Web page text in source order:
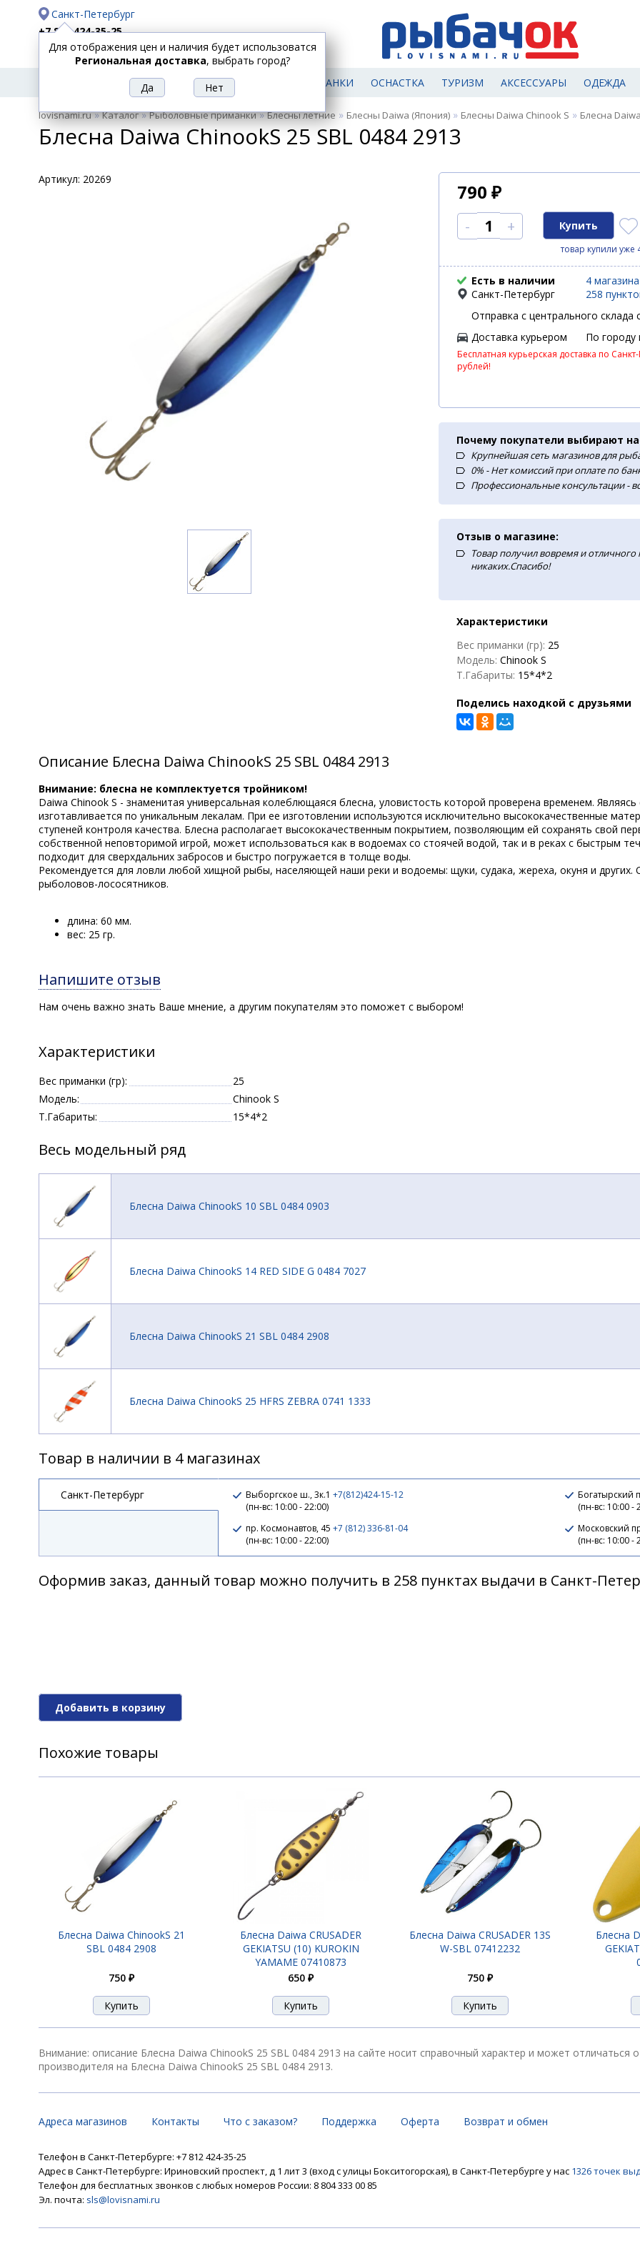
Санкт-Петербург
+7 812 424-35-25
Доставка
Оплата
Для отображения цен и наличия будет использоватся
Региональная доставка, выбрать город?
РЫБОЛОВНЫЕ
ТОВАРЫ
СПИННИНГИ КАТУШКИ ПРИМАНКИ ОСНАСТКА ТУРИЗМ АКСЕССУАРЫ ОДЕЖДА
lovisnami.ru»Каталог»Рыболовные приманки»Блесны летние » Блесны Daiwa (Япония) » Блесны Daiwa Chinook S » Блесна
Блесна Daiwa ChinookS 25 SBL 0484 2913
Артикул: 20269
790 ₽
- +
товар купили уже
Есть в наличии
4 магазина
Санкт-Петербург
258
Отправка с центрального склада
Доставка курьером
По городу
Бесплатная курьерская доставка по
рублей!
Почему покупатели выбирают
Крупнейшая сеть магазинов для
0% - Нет комиссий при оплате по
Профессиональные консультации -
Отзыв о магазине:
Товар получил вовремя и отличного
никаких.Спасибо!
Характеристики
Вес приманки (гр): 25
Модель: Chinook S
Т.Габариты: 15*4*2
Поделись находкой с друзьями
Описание Блесна Daiwa ChinookS 25 SBL 0484 2913
Внимание: блесна не комплектуется тройником!
Daiwa Chinook S - знаменитая универсальная колеблющаяся блесна, уловистость которой проверена временем.
изготавливается по уникальным лекалам. При ее изготовлении используются исключительно высококачественные
ступеней контроля качества. Блесна располагает высококачественным покрытием, позволяющим ей сохранять свой
собственной неповторимой игрой, может использоваться как в водоемах со стоячей водой, так и в реках с быстрым
подходит для сверхдальних забросов и быстро погружается в толще воды.
Рекомендуется для ловли любой хищной рыбы, населяющей наши реки и водоемы: щуки, судака, жереха, окуня и других.
рыболовов-лососятников.
длина: 60 мм.
вес: 25 гр.
Напишите отзыв
Нам очень важно знать Ваше мнение, а другим покупателям это поможет с выбором!
Характеристики
Вес приманки (гр):
25
Модель:
Chinook S
Т.Габариты:
15*4*2
Весь модельный ряд
Блесна Daiwa ChinookS 10 SBL 0484 0903
Блесна Daiwa ChinookS 14 RED SIDE G 0484 7027
Блесна Daiwa ChinookS 21 SBL 0484 2908
Блесна Daiwa ChinookS 25 HFRS ZEBRA 0741 1333
Блесна Daiwa ChinookS 25 SBL 0484 2913
Товар в наличии в 4 магазинах
Санкт-Петербург Выборгское ш., 3к.1 +7(812)424-15-12
(пн-вс: 10:00 - 22:00)
Богатырский
(пн-вс: 10:00 -
пр. Космонавтов, 45 +7 (812) 336-81-04
(пн-вс: 10:00 - 22:00)
Московский
(пн-вс: 10:00 -
Оформив заказ, данный товар можно получить в 258 пунктах выдачи в Санкт-
Добавить в корзину
Похожие товары
Блесна Daiwa ChinookS 21
SBL 0484 2908
750 ₽
Блесна Daiwa CRUSADER
GEKIATSU (10) KUROKIN
YAMAME 07410873
650 ₽
Блесна Daiwa CRUSADER 13S
W-SBL 07412232
750 ₽
Блесна
Внимание: описание Блесна Daiwa ChinookS 25 SBL 0484 2913 на сайте носит справочный характер и может отличаться
производителя на Блесна Daiwa ChinookS 25 SBL 0484 2913.
Адреса магазинов Контакты Что с заказом? Поддержка Оферта Возврат и обмен
Телефон в Санкт-Петербурге: +7 812 424-35-25
Адрес в Санкт-Петербурге: Ириновский проспект, д 1 лит 3 (вход с улицы Бокситогорская), в Санкт-Петербурге у нас 1326 точек
Телефон для бесплатных звонков с любых номеров России: 8 804 333 00 85
Эл. почта: sls@lovisnami.ru